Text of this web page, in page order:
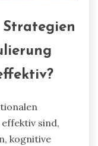
sind,
kognitive